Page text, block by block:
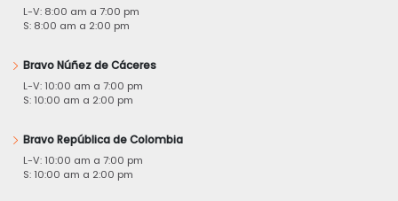
L-V: 8:00 am a 7:00 pm
S: 8:00 am a 2:00 pm
Bravo Núñez de Cáceres
L-V: 10:00 am a 7:00 pm
S: 10:00 am a 2:00 pm
Bravo República de Colombia
L-V: 10:00 am a 7:00 pm
S: 10:00 am a 2:00 pm